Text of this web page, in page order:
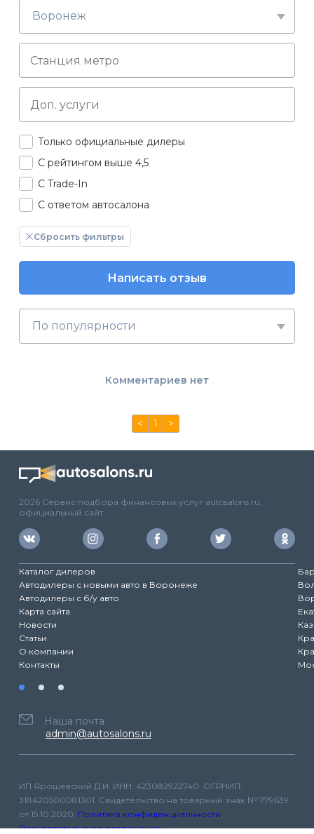
Воронеж
Только официальные дилеры
С рейтингом выше 4,5
С Trade-In
С ответом автосалона
Сбросить фильтры
Написать отзыв
По популярности
Комментариев нет
< 1 >
2026 Сервис подбора финансовых услуг autosalons.ru,
официальный сайт.
Каталог дилеров
Автодилеры с новыми авто в Воронеже
Автодилеры с б/у авто
Карта сайта
Новости
Статьи
О компании
Контакты
Наша почта
admin@autosalons.ru
ИП Ярошевский Д.И. ИНН: 423082922740. ОГРНИП:
318420500081301. Свидетельство на товарный знак № 779639
от 15.10.2020. Политика конфиденциальности,
Пользовательское соглашение